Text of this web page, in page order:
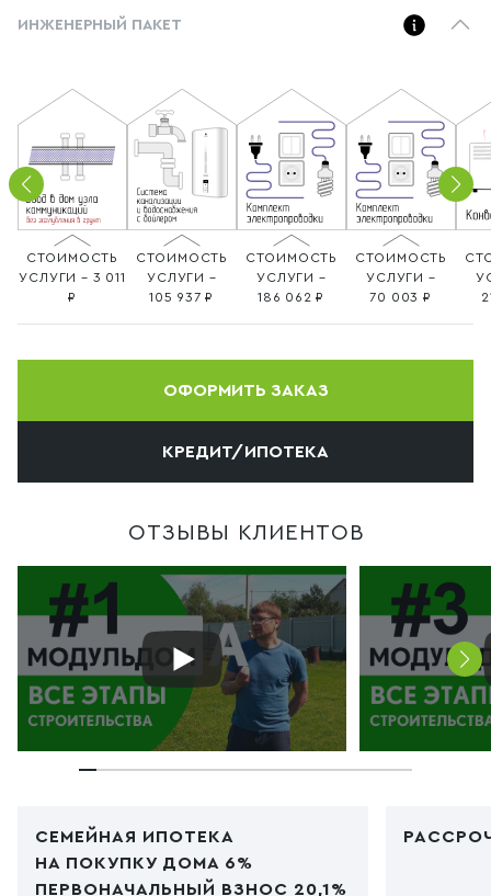
ИНЖЕНЕРНЫЙ ПАКЕТ
СТОИМОСТЬ
УСЛУГИ – 3 011
СТОИМОСТЬ
УСЛУГИ –
105 937
СТОИМОСТЬ
УСЛУГИ –
186 062
СТОИМОСТЬ
УСЛУГИ –
70 003
ОФОРМИТЬ ЗАКАЗ
КРЕДИТ/ИПОТЕКА
ОТЗЫВЫ КЛИЕНТОВ
СЕМЕЙНАЯ ИПОТЕКА
НА ПОКУПКУ ДОМА 6%
ПЕРВОНАЧАЛЬНЫЙ ВЗНОС 20,1%